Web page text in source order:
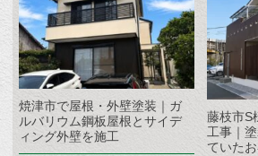
焼津市で屋根・外壁塗装｜ガ
ルバリウム鋼板屋根とサイデ
ィング外壁を施工
藤枝市S
工事｜
ていた